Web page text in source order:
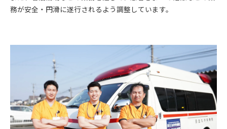
務が安全・円滑に遂行されるよう調整しています。